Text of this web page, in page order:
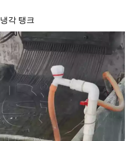
냉각 탱크